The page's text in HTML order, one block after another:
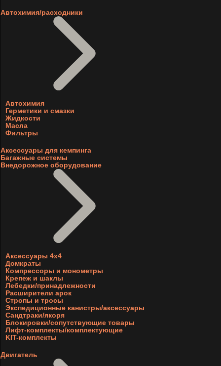
Автохимия/расходники
Автохимия
Герметики и смазки
Жидкости
Масла
Фильтры
Аксессуары для кемпинга
Багажные системы
Внедорожное оборудование
Аксессуары 4х4
Домкраты
Компрессоры и монометры
Крепеж и шаклы
Лебедки/принадлежности
Расширители арок
Стропы и тросы
Экспедиционные канистры/аксессуары
Сандтраки/якоря
Блокировки/сопутствующие товары
Лифт-комплекты/комплектующие
KIT-комплекты
Двигатель